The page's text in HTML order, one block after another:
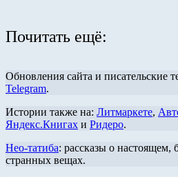
Почитать ещё:
Обновления сайта и писательские
Telegram.
Истории также на: Литмаркете,
Яндекс.Книгах и Ридеро.
Нео-татиба: рассказы о настоящем,
странных вещах.